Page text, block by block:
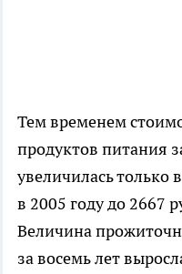
Тем временем
продуктов питания
увеличилась только
в 2005 году до 2667
Величина
за восемь лет